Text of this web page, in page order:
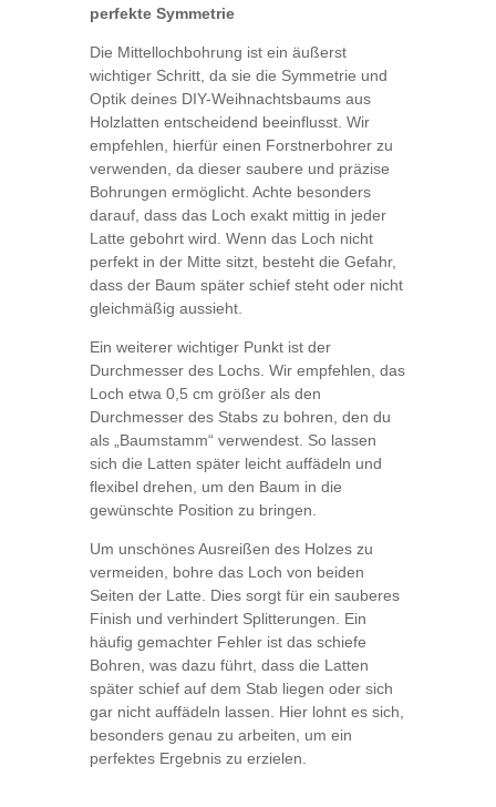
perfekte Symmetrie
Die Mittellochbohrung ist ein äußerst
wichtiger Schritt, da sie die Symmetrie und
Optik deines DIY-Weihnachtsbaums aus
Holzlatten entscheidend beeinflusst. Wir
empfehlen, hierfür einen Forstnerbohrer zu
verwenden, da dieser saubere und präzise
Bohrungen ermöglicht. Achte besonders
darauf, dass das Loch exakt mittig in jeder
Latte gebohrt wird. Wenn das Loch nicht
perfekt in der Mitte sitzt, besteht die Gefahr,
dass der Baum später schief steht oder nicht
gleichmäßig aussieht.
Ein weiterer wichtiger Punkt ist der
Durchmesser des Lochs. Wir empfehlen, das
Loch etwa 0,5 cm größer als den
Durchmesser des Stabs zu bohren, den du
als „Baumstamm“ verwendest. So lassen
sich die Latten später leicht auffädeln und
flexibel drehen, um den Baum in die
gewünschte Position zu bringen.
Um unschönes Ausreißen des Holzes zu
vermeiden, bohre das Loch von beiden
Seiten der Latte. Dies sorgt für ein sauberes
Finish und verhindert Splitterungen. Ein
häufig gemachter Fehler ist das schiefe
Bohren, was dazu führt, dass die Latten
später schief auf dem Stab liegen oder sich
gar nicht auffädeln lassen. Hier lohnt es sich,
besonders genau zu arbeiten, um ein
perfektes Ergebnis zu erzielen.